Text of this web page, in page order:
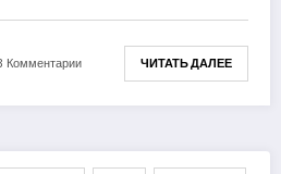
Комментарии ЧИТАТЬ ДАЛЕЕ